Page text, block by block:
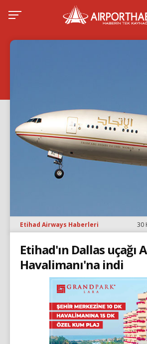
Etihad Airways Haberleri 30
Etihad'ın Dallas uçağı
Havalimanı'na indi